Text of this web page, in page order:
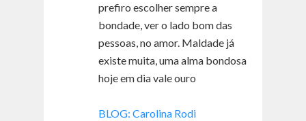
prefiro escolher sempre a
bondade, ver o lado bom das
pessoas, no amor. Maldade já
existe muita, uma alma bondosa
hoje em dia vale ouro
BLOG: Carolina Rodi